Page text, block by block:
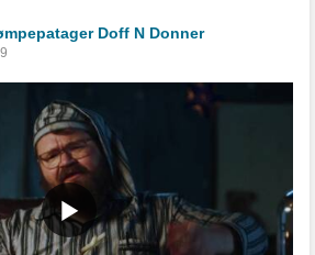
Doff N Donner